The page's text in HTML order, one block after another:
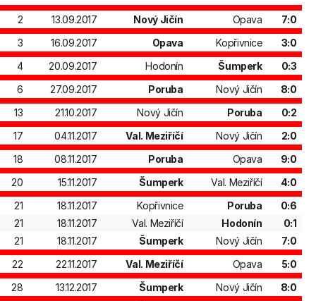
2 13.09.2017 Nový Jičín Opava
7:0
3
16.09.2017 Opava Kopřivnice
3:0
4
20.09.2017 Hodonín Šumperk
0:3
6
27.09.2017 Poruba Nový Jičín
8:0
13
21.10.2017 Nový Jičín Poruba
0:2
17
04.11.2017 Val. Meziříčí Nový Jičín
2:0
18
08.11.2017 Poruba Opava
9:0
20
15.11.2017 Šumperk Val. Meziříčí
4:0
21
18.11.2017 Kopřivnice Poruba
0:6
21
18.11.2017 Val. Meziříčí Hodonín
0:1
21
18.11.2017 Šumperk Nový Jičín
7:0
22
22.11.2017 Val. Meziříčí Opava
5:0
28
13.12.2017 Šumperk Nový Jičín
8:0